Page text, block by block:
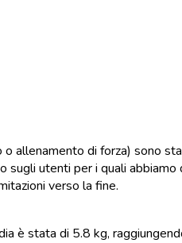
allenamento di forza) sono
sugli utenti per i quali
verso la fine.
è stata di 5.8 kg,